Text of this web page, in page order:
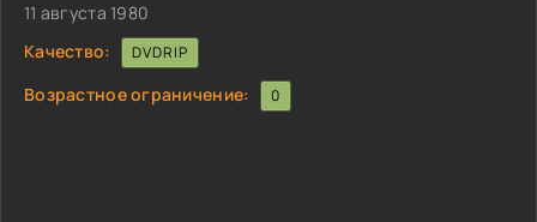
11 августа 1980
Качество:
DVDRIP
Возрастное ограничение: 0